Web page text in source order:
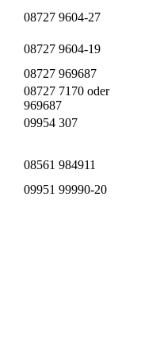
08727 9604-27
08727 9604-19
08727 969687
08727 7170 oder
969687
09954 307
08561 984911
09951 99990-20